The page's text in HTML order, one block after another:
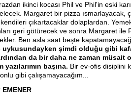
ikinci kocası Phil ve Phil'in eski
Margaret bir pizza ısmarlayacak,
kendileri çıkartacaklar dolaplardan.
geri götürecek ve sonra Margaret ile
Ben asla saat beşte
uykusundayken şimdi olduğu gibi
da bir daha ne zaman müsait
yazılarımın başına. Bir ev-ofis disiplini
gibi çalışamayacağım...
EMENER